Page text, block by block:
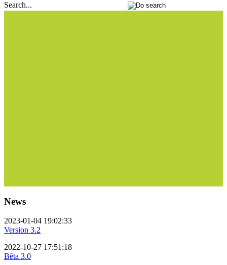
Search...
News
2023-01-04 19:02:33
Version 3.2
2022-10-27 17:51:18
Bêta 3.0